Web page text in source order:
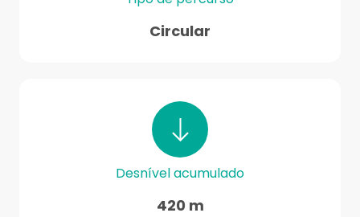
Circular
Desnível acumulado
420 m